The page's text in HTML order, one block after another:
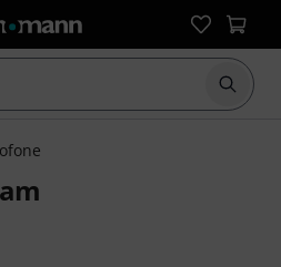
Suche
aus 2 Kundenbewertungen